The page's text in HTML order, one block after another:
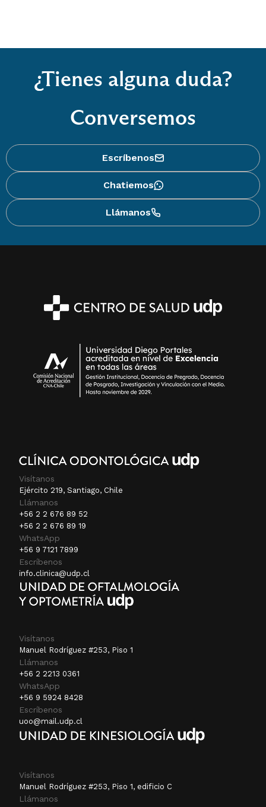
¿Tienes alguna duda?
Conversemos
Escríbenos
Chatiemos
Llámanos
Visítanos
Ejército 219, Santiago, Chile
Llámanos
+56 2 2 676 89 52
+56 2 2 676 89 19
WhatsApp
+56 9 7121 7899
Escríbenos
info.clinica@udp.cl
Visítanos
Manuel Rodríguez #253, Piso 1
Llámanos
+56 2 2213 0361
WhatsApp
+56 9 5924 8428
Escríbenos
uoo@mail.udp.cl
Visítanos
Manuel Rodríguez #253, Piso 1, edificio C
Llámanos